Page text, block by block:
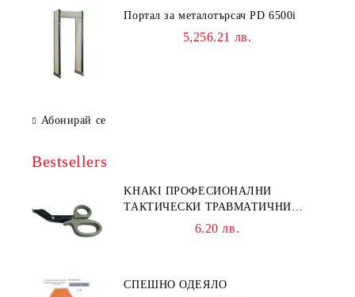
Портал за металотърсач PD 6500i
5,256.21 лв.
Абонирай се
Bestsellers
KHAKI ПРОФЕСИОНАЛНИ
ТАКТИЧЕСКИ ТРАВМАТИЧНИ
НОЖИЦИ НОЖИЦА
6.20 лв.
СПЕШНО ОДЕЯЛО